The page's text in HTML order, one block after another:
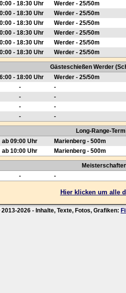
- 18:30 Uhr
Werder - 25/50m
- 18:30 Uhr
Werder - 25/50m
- 18:30 Uhr
Werder - 25/50m
- 18:30 Uhr
Werder - 25/50m
- 18:30 Uhr
Werder - 25/50m
- 18:30 Uhr Werder - 25/50m
Gästeschießen Werder
- 18:00 Uhr
Werder - 25/50m
-
-
-
-
-
-
- -
Long-Range-
ab 09:00 Uhr
Marienberg - 500m
ab 10:00 Uhr Marienberg - 500m
- -
Hier klicken um alle
2026 - Inhalte, Texte, Fotos, Grafiken: